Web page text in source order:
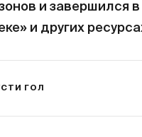
и завершился
и других
ГОЛ